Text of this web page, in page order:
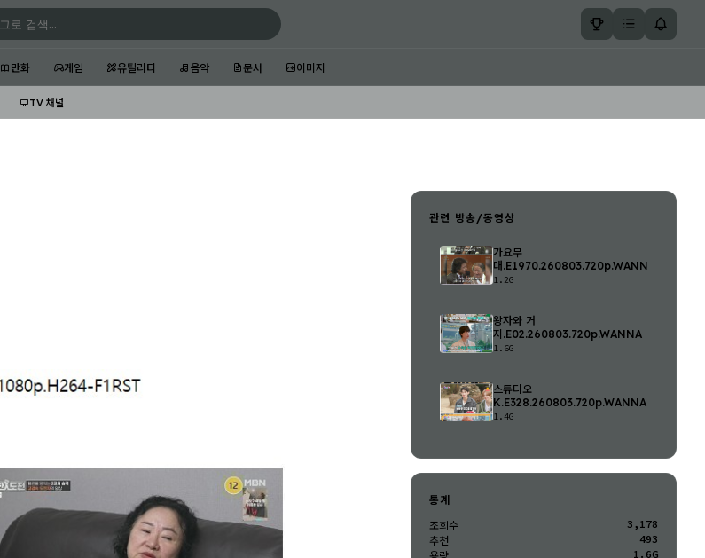
만화 게임 유틸리티 음악 문서 이미지
TV 채널
관련 방송/동영상
가요무
대.E1970.260803.720p.WANNA
1.2G
왕자와 거
지.E02.260803.720p.WANNA
1.6G
스튜디오
K.E328.260803.720p.WANNA
1.4G
통계
조회수
3,178
추천
493
1.6G